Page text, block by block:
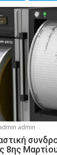
admin
8ης